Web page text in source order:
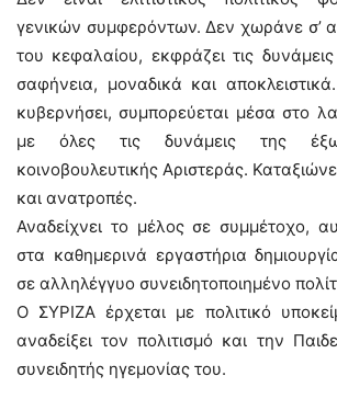
γενικών συμφερόντων. Δεν χωράνε σ’
του κεφαλαίου, εκφράζει τις
σαφήνεια, μοναδικά και
κυβερνήσει, συμπορεύεται μέσα στο
με όλες τις δυνάμεις της
κοινοβουλευτικής Αριστεράς.
και ανατροπές.
Αναδείχνει το μέλος σε συμμέτοχο,
στα καθημερινά εργαστήρια
σε αλληλέγγυο συνειδητοποιημένο
Ο ΣΥΡΙΖΑ έρχεται με πολιτικό
αναδείξει τον πολιτισμό και την
συνειδητής ηγεμονίας του.